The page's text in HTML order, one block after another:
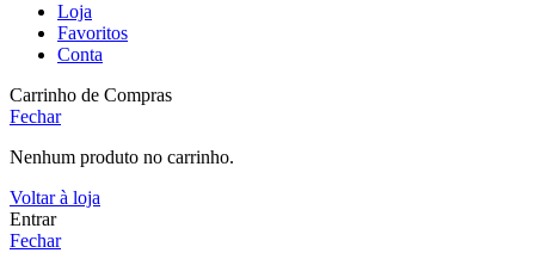
Loja
Favoritos
Conta
Carrinho de Compras
Fechar
Nenhum produto no carrinho.
Voltar à loja
Entrar
Fechar